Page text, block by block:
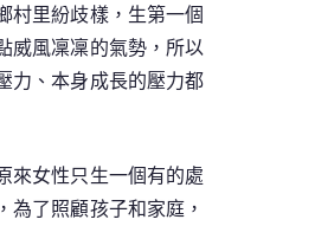
村里紛歧樣，生第一個
威風凜凜的氣勢，所以
力、本身成長的壓力都
來女性只生一個有的處
了照顧孩子和家庭，